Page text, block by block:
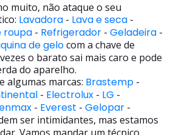
muito, não ataque o seu
Lavadora - Lava e seca -
roupa - Refrigerador - Geladeira -
de gelocom a chave de
o barato sai mais caro e pode
do aparelho.
algumas marcas: Brastemp -
- Electrolux - LG -
- Everest - Gelopar -
ser intimidantes, mas estamos